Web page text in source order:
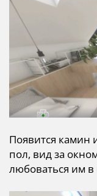
Появится камин
пол, вид за
любоваться им